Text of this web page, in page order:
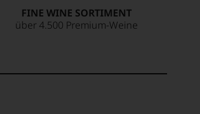
FINE WINE SORTIMENT
über 4.500 Premium-Weine